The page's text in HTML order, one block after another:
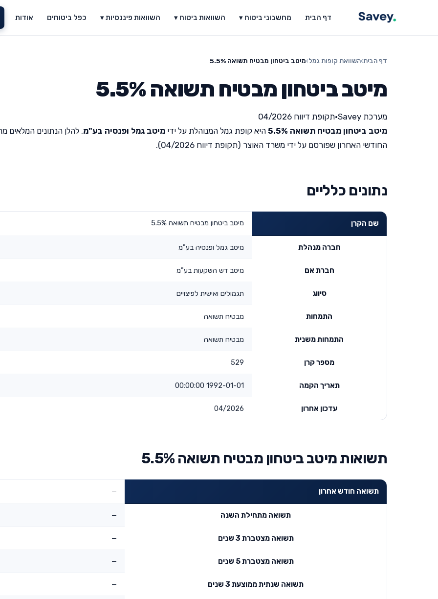
דף הבית מחשבוני ביטוח ▾ השוואות ביטוח ▾ השוואות פיננסיות ▾ כפל ביטוחים אודות
דף הבית›השוואת קופות גמל›מיטב ביטחון מבטיח תשואה 5.5%
מיטב ביטחון מבטיח תשואה 5.5%
מערכת Savey •תקופת דיווח 04/2026
מיטב ביטחון מבטיח תשואה 5.5%
היא קופת גמל המנוהלת על ידי מיטב גמל ופנסיה בע"מ. להלן הנתונים המלאים
החודשי האחרון שפורסם על ידי משרד האוצר (תקופת דיווח 04/2026).
נתונים כלליים
שם הקרן מיטב ביטחון מבטיח תשואה 5.5%
חברה מנהלת מיטב גמל ופנסיה בע"מ
חברת אם מיטב דש השקעות בע"מ
סיווג תגמולים ואישית לפיצויים
התמחות מבטיח תשואה
התמחות משנית מבטיח תשואה
מספר קרן 529
תאריך הקמה 1992-01-01 00:00:00
עדכון אחרון 04/2026
תשואות מיטב ביטחון מבטיח תשואה 5.5%
תשואה חודש אחרון —
תשואה מתחילת השנה —
תשואה מצטברת 3 שנים —
תשואה מצטברת 5 שנים —
תשואה שנתית ממוצעת 3 שנים —